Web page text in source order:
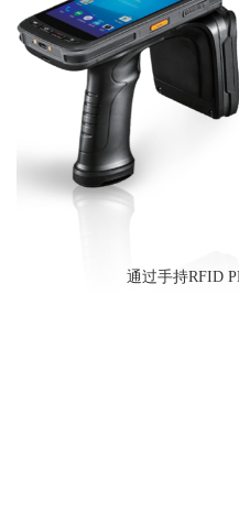
通过手持RFID